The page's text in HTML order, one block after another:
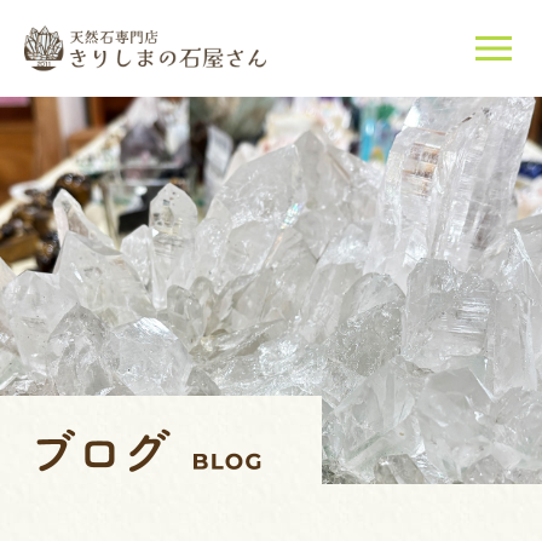
当店について
天然石について
ご購入はこちら
店長紹介